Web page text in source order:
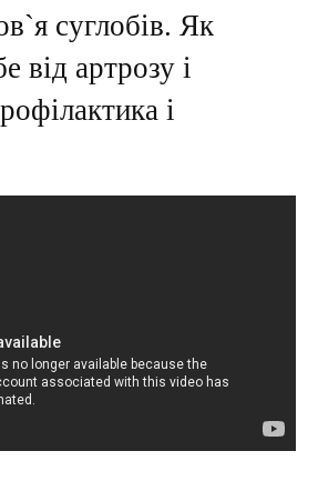
суглобів. Як
від артрозу і
і